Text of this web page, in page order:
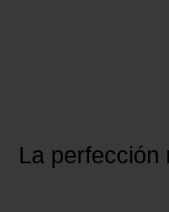
La perfección